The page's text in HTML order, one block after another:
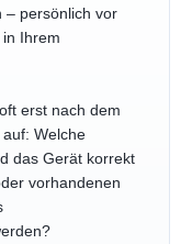
– persönlich vor
Ihrem
erst nach dem
Welche
das Gerät korrekt
vorhandenen